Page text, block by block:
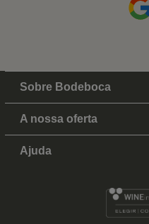
Sobre Bodeboca
A nossa oferta
Ajuda